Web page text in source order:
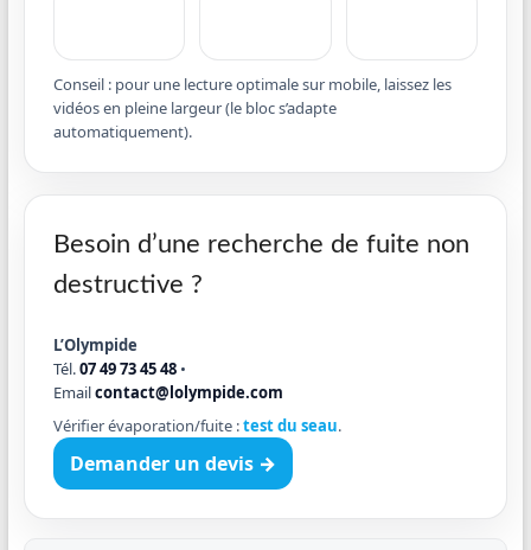
Conseil : pour une lecture optimale sur mobile, laissez les
vidéos en pleine largeur (le bloc s’adapte
automatiquement).
Besoin d’une recherche de fuite non
destructive ?
L’Olympide
Tél.07 49 73 45 48•
Emailcontact@lolympide.com
Vérifier évaporation/fuite :test du seau.
Demander un devis →